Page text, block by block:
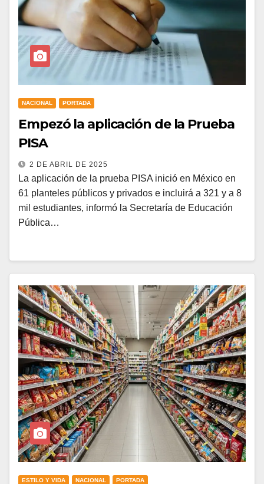
NACIONAL PORTADA
Empezó la aplicación de la Prueba
PISA
2 DE ABRIL DE 2025
La aplicación de la prueba PISA inició en México en
61 planteles públicos y privados e incluirá a 321 y a 8
mil estudiantes, informó la Secretaría de Educación
Pública…
ESTILO Y VIDA NACIONAL PORTADA